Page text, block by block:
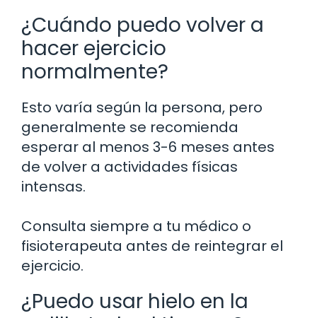
¿Cuándo puedo volver a
hacer ejercicio
normalmente?
Esto varía según la persona, pero
generalmente se recomienda
esperar al menos 3-6 meses antes
de volver a actividades físicas
intensas.
Consulta siempre a tu médico o
fisioterapeuta antes de reintegrar el
ejercicio.
¿Puedo usar hielo en la